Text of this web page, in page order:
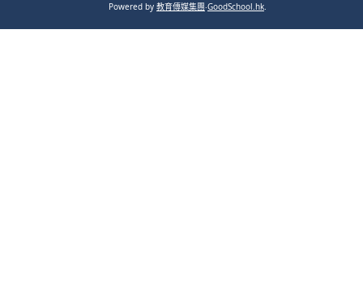
Powered by 教育傳媒集團‧GoodSchool.hk.